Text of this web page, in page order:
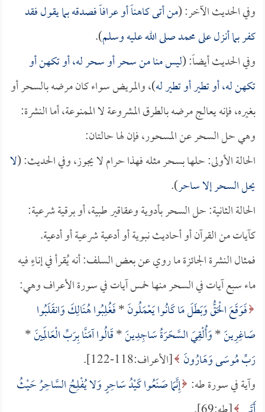
وفي الحديث الآخر: (من أتى كاهناً أو عرافاً فصدقه بما يقول فقد
كفر بما أنزل على محمد صلى الله عليه وسلم).
وفي الحديث أيضاً: (ليس منا من سحر أو سحر له، أو تكهن أو
تكهن له، أو تطير أو تطير له)، والمريض سواء كان مرضه بالسحر أو
بغيره، فإنه يعالج مرضه بالطرق المشروعة لا الممنوعة، أما النشرة:
وهي حل السحر عن المسحور، فإن لها حالتان:
الحالة الأولى: حلها بسحر مثله فهذا حرام لا يجوز، وفي الحديث: (لا
يحل السحر إلا ساحر).
الحالة الثانية: حل السحر بأدوية وعقاقير طبية، أو برقية شرعية:
كآيات من القرآن أو أحاديث نبوية أو أدعية شرعية أو أدعية.
فمثال النشرة الجائزة ما روي عن بعض السلف: أنه يُقرأ في إناءٍ فيه
ماء سبع آيات في السحر منها خمس آيات في سورة الأعراف وهي:
فَوَقَعَ الْحَقُّ وَبَطَلَ مَا كَانُوا يَعْمَلُونَ*فَغُلِبُوا هُنَالِكَ وَانقَلَبُوا
صَاغِرِينَ*وَأُلْقِيَ السَّحَرَةُ سَاجِدِينَ*قَالُوا آمَنَّا بِرَبِّ الْعَالَمِينَ*
رَبِّ مُوسَى وَهَارُونَ [الأعراف:118-122].
وآية في سورة طه: إِنَّمَا صَنَعُوا كَيْدُ سَاحِرٍ وَلا يُفْلِحُ السَّاحِرُ حَيْثُ